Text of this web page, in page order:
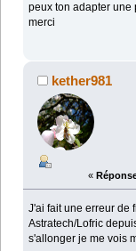
peux ton adapter une
merci
kether981
«
J'ai fait une erreur de
Astratech/Lofric
s'allonger je me vois